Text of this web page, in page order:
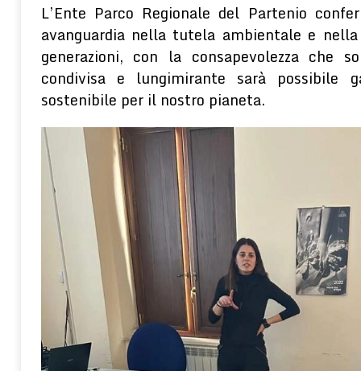
L’Ente Parco Regionale del Partenio
avanguardia nella tutela ambientale e
generazioni, con la consapevolezza che
condivisa e lungimirante sarà possibile
sostenibile per il nostro pianeta.